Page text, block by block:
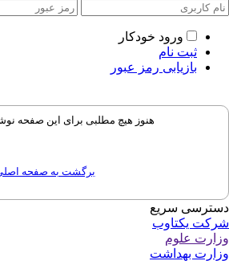
ورود خودکار
ثبت نام
بازیابی رمز عبور
هنوز هیچ مطلبی برای این صفحه
برگشت به صفحه اصلی
سریع
یکتاوب
علوم
بهداشت